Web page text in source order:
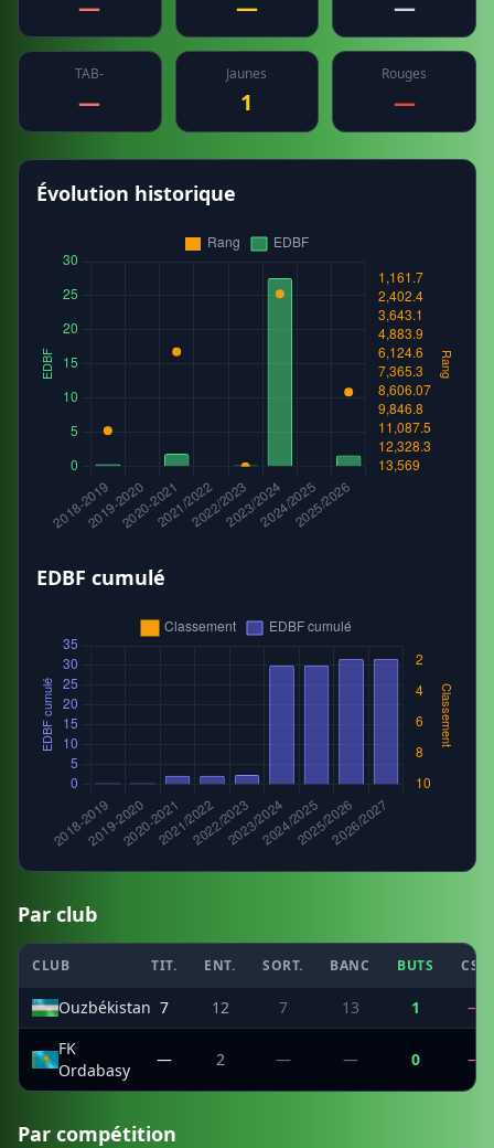
— — —
TAB-
—
Jaunes
1
Rouges
—
Évolution historique
EDBF cumulé
Par club
CLUB TIT. ENT. SORT. BANC BUTS CSC
Ouzbékistan 7 12 7 13 1
—
FK
Ordabasy
— 2 — — 0 —
Par compétition